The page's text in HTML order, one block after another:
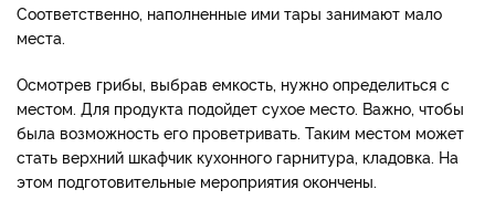
Соответственно, наполненные ими тары занимают мало
места.
Осмотрев грибы, выбрав емкость, нужно определиться с
местом. Для продукта подойдет сухое место. Важно, чтобы
была возможность его проветривать. Таким местом может
стать верхний шкафчик кухонного гарнитура, кладовка. На
этом подготовительные мероприятия окончены.